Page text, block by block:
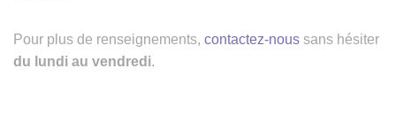
Pour plus de renseignements, contactez-nous sans hésiter
du lundi au vendredi.